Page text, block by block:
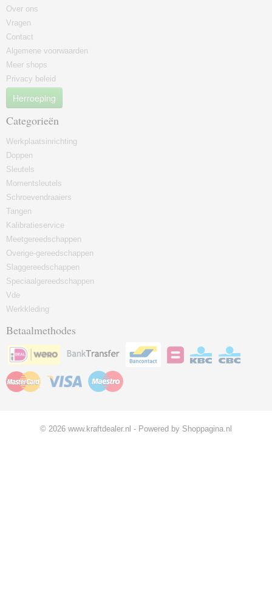
Over ons
Vragen
Contact
Algemene voorwaarden
Meer shops
Privacy beleid
Herroeping
Categorieën
Werkplaatsinrichting
Doppen
Sleutels
Momentsleutels
Schroevendraaiers
Tangen
Kalibratieservice
Meetgereedschappen
Overige-gereedschappen
Slaggereedschappen
Speciaalgereedschappen
Vde
Werkkleding
Betaalmethodes
© 2026 www.kraftdealer.nl - Powered by Shoppagina.nl